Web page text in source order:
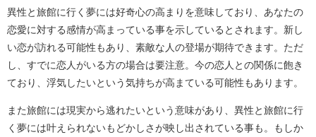
異性と旅館に行く夢には好奇心の高まりを意味しており、あなたの
恋愛に対する感情が高まっている事を示しているとされます。新し
い恋が訪れる可能性もあり、素敵な人の登場が期待できます。ただ
し、すでに恋人がいる方の場合は要注意。今の恋人との関係に飽き
ており、浮気したいという気持ちが高まている可能性もあります。
また旅館には現実から逃れたいという意味があり、異性と旅館に行
く夢には叶えられないもどかしさが映し出されている事も。もしか